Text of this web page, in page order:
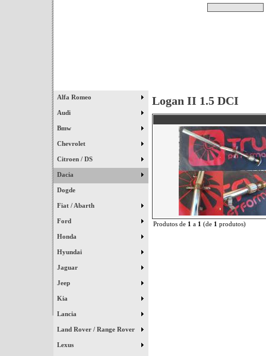
Alfa Romeo
Audi
Bmw
Chevrolet
Citroen / DS
Dacia
Dogde
Fiat / Abarth
Ford
Honda
Hyundai
Jaguar
Jeep
Kia
Lancia
Land Rover / Range Rover
Lexus
Logan II 1.5 DCI
Produtos de 1 a 1 (de 1 produtos)